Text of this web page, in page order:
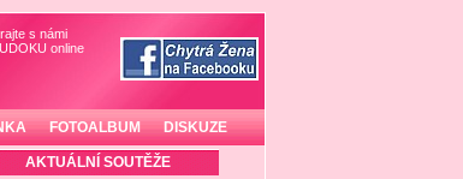
s námi
online
FOTOALBUM DISKUZE
AKTUÁLNÍ SOUTĚŽE